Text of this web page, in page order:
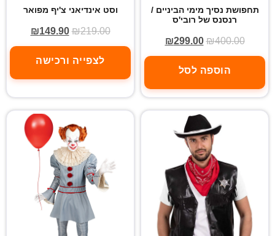
תחפושת נסיך מימי הביניים /
רנסנס של רובי'ס
₪400.00
₪299.00
הוספה לסל
וסט אינדיאני צ'יף מפואר
₪219.00
₪149.90
לצפייה ורכישה